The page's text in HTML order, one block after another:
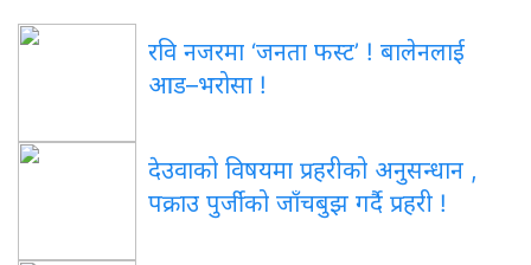
रवि नजरमा ‘जनता फस्ट’ ! बालेनलाई
आड–भरोसा !
देउवाको विषयमा प्रहरीको अनुसन्धान ,
पक्राउ पुर्जीको जाँचबुझ गर्दै प्रहरी !